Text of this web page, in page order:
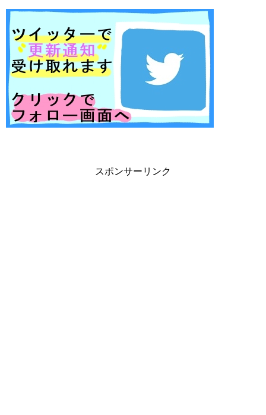
スポンサーリンク